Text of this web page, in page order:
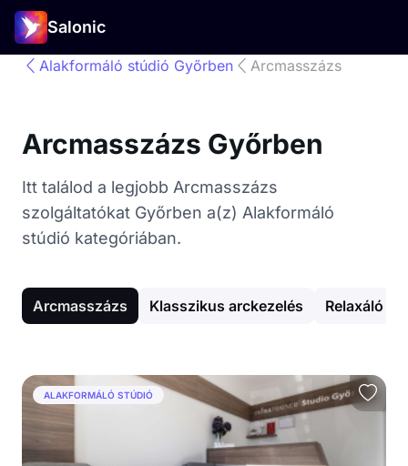
Salonic
Alakformáló stúdió Győrben Arcmasszázs
Arcmasszázs Győrben
Itt találod a legjobb Arcmasszázs
szolgáltatókat Győrben a(z) Alakformáló
stúdió kategóriában.
Arcmasszázs Klasszikus arckezelés Relaxáló
ALAKFORMÁLÓ STÚDIÓ